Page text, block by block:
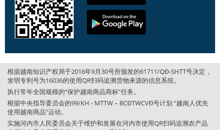
根据越南知识产权局于2016年9月30号所颁发的61711/QĐ-SHTT号决定，
发明专利号为16036的使用QR扫码追溯货物来源的信息系统。
执行常年全国规模的“保护越南商品商标”任务。
根据中央指导委员会的99/KH - MTTW – BCĐTWCVĐ号计划 “越南人优先
使用越南商品”运动。
实施河内市人民委员会关于维护和发展在河内市使用QR扫码追溯农产品